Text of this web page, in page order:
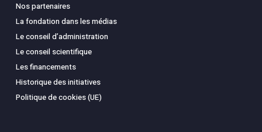
Nos partenaires
La fondation dans les médias
Le conseil d’administration
Le conseil scientifique
Les financements
Historique des initiatives
Politique de cookies (UE)